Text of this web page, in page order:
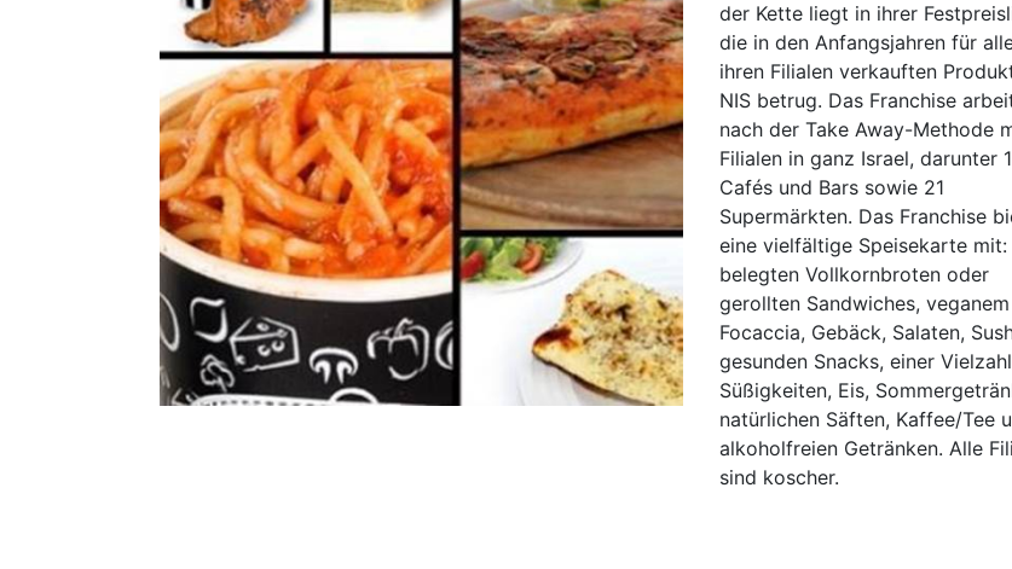
der Kette liegt in ihrer
die in den Anfangsjahren für
ihren Filialen verkauften
NIS betrug. Das Franchise
nach der Take Away-Methode
Filialen in ganz Israel, darunter
Cafés und Bars sowie 21
Supermärkten. Das Franchise
eine vielfältige Speisekarte mit:
belegten Vollkornbroten oder
gerollten Sandwiches, veganem
Focaccia, Gebäck, Salaten,
gesunden Snacks, einer
Süßigkeiten, Eis,
natürlichen Säften, Kaffee/Tee
alkoholfreien Getränken. Alle
sind koscher.